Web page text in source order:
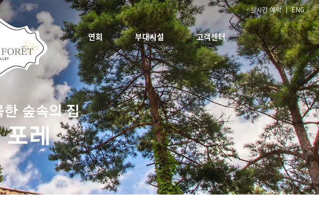
· 실시간 예약 ENG
연회
씨엘 드 포레
부대시설
레스토랑
카페
고객센터
공지사항
FAQ
이벤트&프로모션